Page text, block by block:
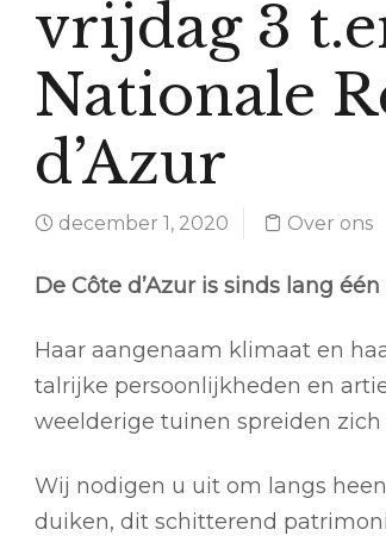
vrijdag 3
Nationale
d’Azur
december 1, 2020 Over ons
De Côte d’Azur is sinds lang
Haar aangenaam klimaat en
talrijke persoonlijkheden en
weelderige tuinen spreiden
Wij nodigen u uit om langs
duiken, dit schitterend